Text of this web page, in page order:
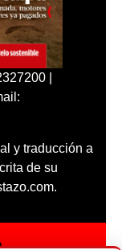
|
y traducción a
de su